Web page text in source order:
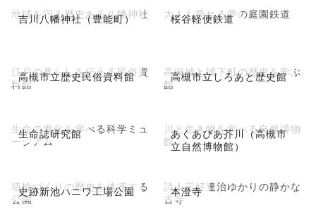
吉川八幡神社（豊能町）
地域を守る歴史ある八幡神社 桜谷軽便鉄道
大人も乗れる夢の庭園鉄道
高槻市立歴史民俗資料館
江戸の暮らしを伝える民俗資
料館
高槻市立しろあと歴史館
高槻城と城下町の歴史を学ぶ
館
生命誌研究館
生命の進化を学べる科学ミュ
ージアム
あくあぴあ芥川（高槻市
立自然博物館）
川と生き物を学べる自然博物
館
史跡新池ハニワ工場公園
埴輪づくりの歴史を体感する
公園
本澄寺
詩人三好達治ゆかりの静かな
古寺